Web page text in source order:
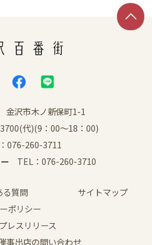
沢市木ノ新保町1-1
代)(9：00～18：00)
076-260-3711
ー TEL：076-260-3710
る質問
サイトマップ
ポリシー
レスリリース
事出店の問い合わせ